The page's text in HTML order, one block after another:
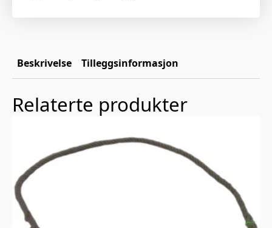
Beskrivelse Tilleggsinformasjon
Relaterte produkter